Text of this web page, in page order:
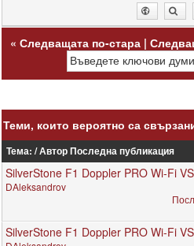
«Следващата по-стара |
Теми, които вероятно са
Тема: / АвторПоследна публикация
SilverStone F1 Doppler PRO Wi-Fi
DAleksandrov
SilverStone F1 Doppler PRO Wi-Fi